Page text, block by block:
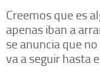
Creemos que es
apenas iban a
se anuncia que
va a seguir hasta